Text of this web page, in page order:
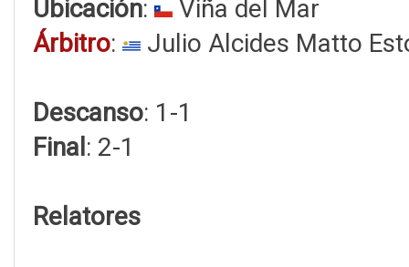
Ubicación:
Viña del Mar
Árbitro: Julio Alcides Matto
Descanso: 1-1
Final : 2-1
Relatores